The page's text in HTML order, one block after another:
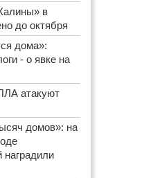
в
до октября
дома»:
- о явке на
атакуют
домов»: на
наградили